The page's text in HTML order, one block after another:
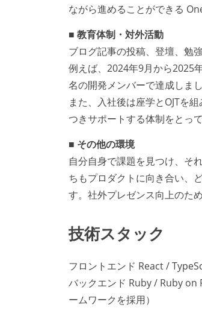
ながら進めることができる
■ 教育体制・対外活動
ブログ記事の投稿、登壇、勉
例えば、2024年9月から2025
名の開発メンバーで達成しまし
また、入社後は座学とOJTを
つきサポートする体制をとって
■ その他の環境
自分自身で課題を見つけ、そ
ちもプロダクトに向き合い、
す。社外プレゼンス向上のた
技術スタック
フロントエンド React /
バックエンド Ruby / Ruby
ームワークを採用）